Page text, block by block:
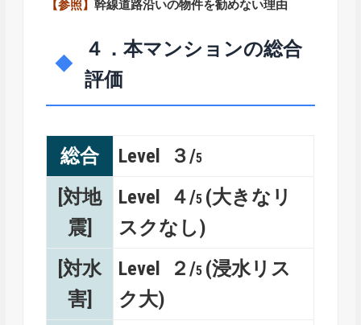
【参照】幹線道路沿いの物件を勧めない理由
４．本マンションの総合
評価
総合 Level ３/5
[対地
震]
Level ４/5 (大きなリ
スクなし)
[対水
害]
Level ２/5 (浸水リス
ク大)